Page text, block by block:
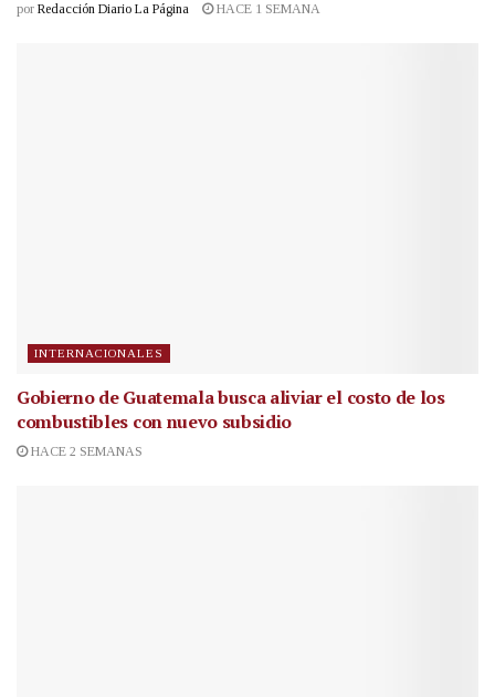
por Redacción Diario La Página HACE 1 SEMANA
INTERNACIONALES
Gobierno de Guatemala busca aliviar el costo de los
combustibles con nuevo subsidio
HACE 2 SEMANAS